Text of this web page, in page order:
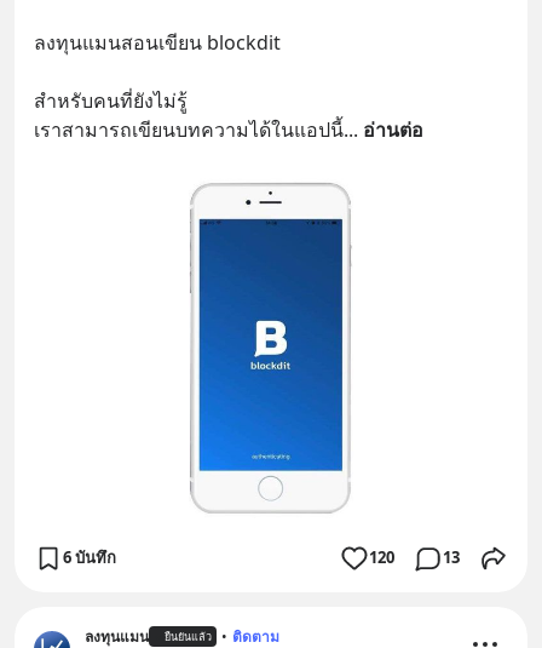
ลงทุนแมนสอนเขียน blockdit
สำหรับคนที่ยังไม่รู้
เราสามารถเขียนบทความได้ในแอปนี้... อ่านต่อ
6 บันทึก 120 13
ลงทุนแมน ยืนยันแล้ว • ติดตาม